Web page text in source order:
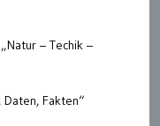
– Techik –
Daten, Fakten“